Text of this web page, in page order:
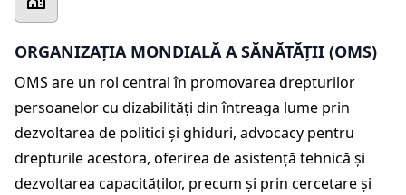
ORGANIZAȚIA MONDIALĂ A SĂNĂTĂȚII (OMS)
OMS are un rol central în promovarea drepturilor
persoanelor cu dizabilități din întreaga lume prin
dezvoltarea de politici și ghiduri, advocacy pentru
drepturile acestora, oferirea de asistență tehnică și
dezvoltarea capacităților, precum și prin cercetare și